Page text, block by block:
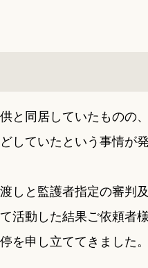
と同居していたものの
していたという事情が
しと監護者指定の審判
活動した結果ご依頼者
を申し立ててきました。